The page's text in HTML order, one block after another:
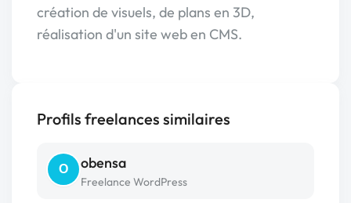
création de visuels, de plans en 3D,
réalisation d'un site web en CMS.
Profils freelances similaires
O obensa
Freelance WordPress